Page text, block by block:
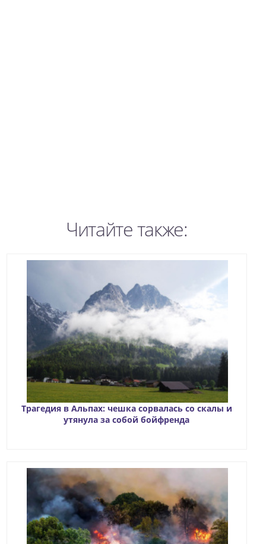
Читайте также:
Трагедия в Альпах: чешка сорвалась со скалы и
утянула за собой бойфренда